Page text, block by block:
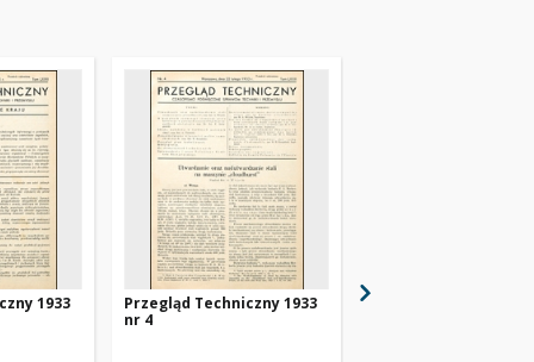
1933
Przegląd Techniczny 1933
nr 4